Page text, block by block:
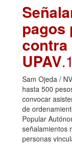
pagos
contra
UPAV
Sam Ojeda /
hasta 500
convocar
de
Popular
señalamientos
personas